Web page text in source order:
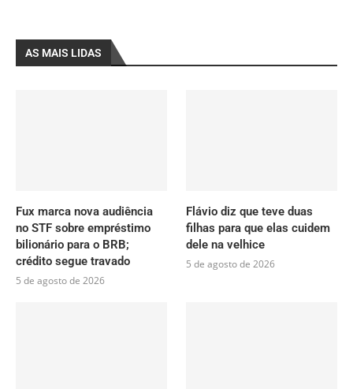
AS MAIS LIDAS
Fux marca nova audiência
no STF sobre empréstimo
bilionário para o BRB;
crédito segue travado
5 de agosto de 2026
Flávio diz que teve duas
filhas para que elas cuidem
dele na velhice
5 de agosto de 2026